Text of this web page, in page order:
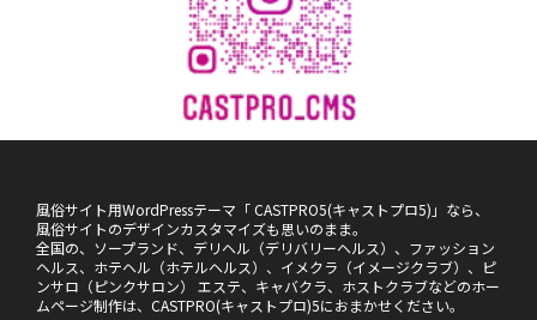
風俗サイト用WordPressテーマ「 CASTPRO5(キャストプロ5)」なら、
風俗サイトのデザインカスタマイズも思いのまま。
全国の、ソープランド、デリヘル（デリバリーヘルス）、ファッション
ヘルス、ホテヘル（ホテルヘルス）、イメクラ（イメージクラブ）、ピ
ンサロ（ピンクサロン） エステ、キャバクラ、ホストクラブなどのホー
ムページ制作は、CASTPRO(キャストプロ)5におまかせください。